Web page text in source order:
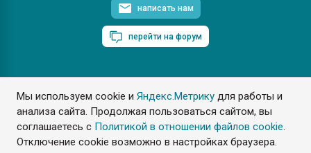
Мы используем cookie иЯндекс.Метрику для работы и
анализа сайта. Продолжая пользоваться сайтом, вы
соглашаетесь с Политикой в отношении файлов cookie.
Отключение cookie возможно в настройках браузера.
написать нам
перейти на форум
ПластЭксперт © 2006. Все права защищены
Разрешается копирование материалов сайта с обязательной
ссылкой на www.e-plastic.ru
Разработка сайта